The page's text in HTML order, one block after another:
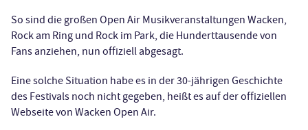
So sind die großen Open Air Musikveranstaltungen Wacken,
Rock am Ring und Rock im Park, die Hunderttausende von
Fans anziehen, nun offiziell abgesagt.
Eine solche Situation habe es in der 30-jährigen Geschichte
des Festivals noch nicht gegeben, heißt es auf der offiziellen
Webseite von Wacken Open Air.